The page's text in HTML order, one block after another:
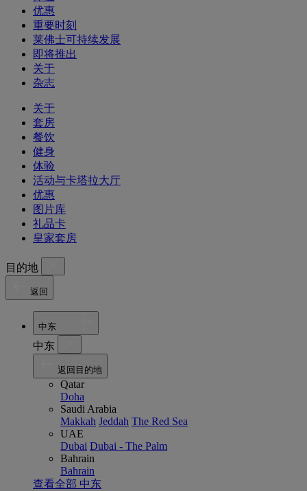
优惠
重要时刻
莱佛士可持续发展
即将推出
关于
杂志
关于
套房
餐饮
健身
体验
活动与卡塔拉大厅
优惠
图片库
礼品卡
皇家套房
目的地
返回
中东
中东
返回目的地
Qatar
Doha
Saudi Arabia
Makkah Jeddah The Red Sea
UAE
Dubai Dubai - The Palm
Bahrain
Bahrain
查看全部 中东